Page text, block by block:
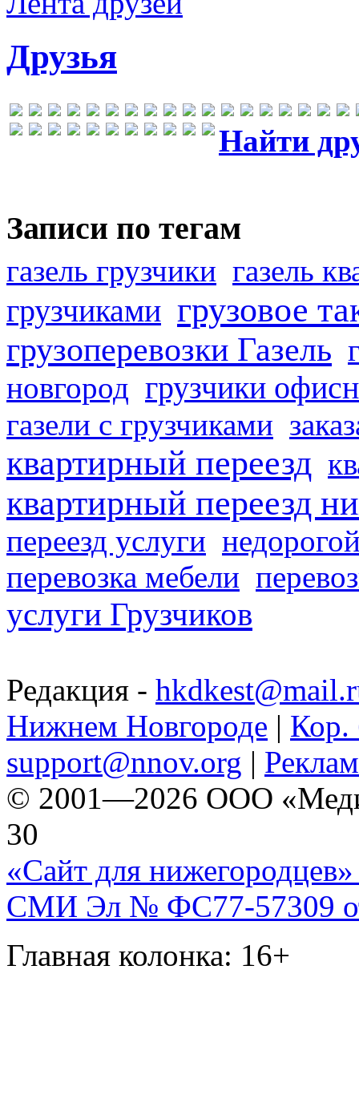
Друзья
Найти
Записи по тегам
газель грузчики газель
грузчиками грузовое
грузоперевозки Газель
новгород грузчики
газели с грузчиками
квартирный переезд
квартирный переезд
переезд услуги
перевозка мебели
услуги Грузчиков
Редакция -
Нижнем Новгороде | Кор.
support@nnov.org |
© 2001—2026 ООО
30
«Сайт для нижегородцев»
СМИ Эл № ФС77-57309
Главная колонка: 16+